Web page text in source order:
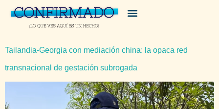
Tailandia-Georgia con mediación china: la opaca red
transnacional de gestación subrogada